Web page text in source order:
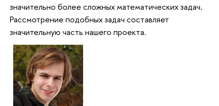
значительно более сложных математических задач.
Рассмотрение подобных задач составляет
значительную часть нашего проекта.